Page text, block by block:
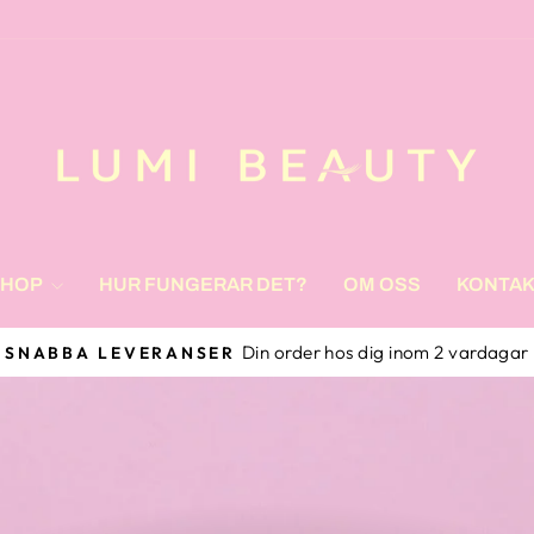
HUR FUNGERAR DET? OM OSS
Pause
SÄKER BETALNING Handla